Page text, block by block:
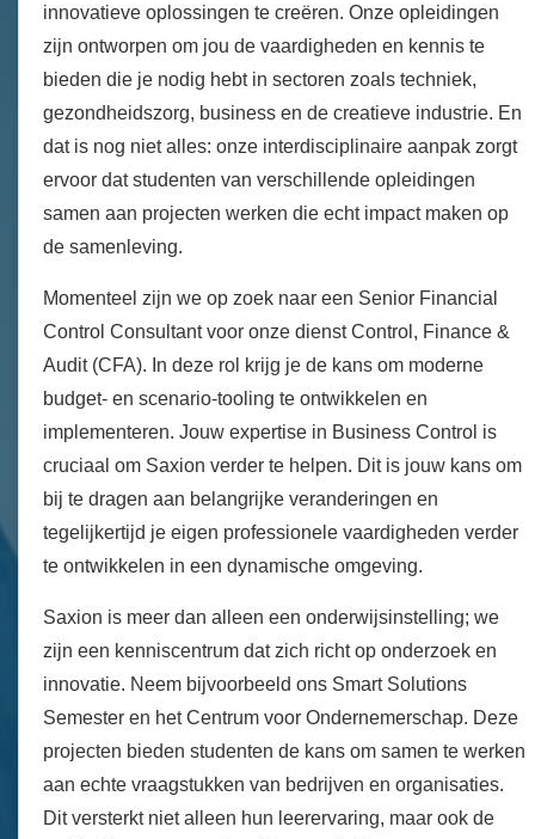
innovatieve oplossingen te creëren. Onze opleidingen
zijn ontworpen om jou de vaardigheden en kennis te
bieden die je nodig hebt in sectoren zoals techniek,
gezondheidszorg, business en de creatieve industrie. En
dat is nog niet alles: onze interdisciplinaire aanpak zorgt
ervoor dat studenten van verschillende opleidingen
samen aan projecten werken die echt impact maken op
de samenleving.
Momenteel zijn we op zoek naar een Senior Financial
Control Consultant voor onze dienst Control, Finance &
Audit (CFA). In deze rol krijg je de kans om moderne
budget- en scenario-tooling te ontwikkelen en
implementeren. Jouw expertise in Business Control is
cruciaal om Saxion verder te helpen. Dit is jouw kans om
bij te dragen aan belangrijke veranderingen en
tegelijkertijd je eigen professionele vaardigheden verder
te ontwikkelen in een dynamische omgeving.
Saxion is meer dan alleen een onderwijsinstelling; we
zijn een kenniscentrum dat zich richt op onderzoek en
innovatie. Neem bijvoorbeeld ons Smart Solutions
Semester en het Centrum voor Ondernemerschap. Deze
projecten bieden studenten de kans om samen te werken
aan echte vraagstukken van bedrijven en organisaties.
Dit versterkt niet alleen hun leerervaring, maar ook de